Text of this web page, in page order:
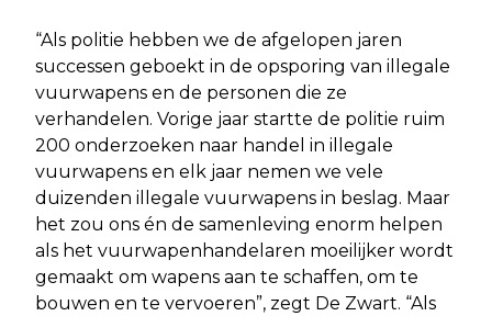
“Als politie hebben we de afgelopen jaren
successen geboekt in de opsporing van illegale
vuurwapens en de personen die ze
verhandelen. Vorige jaar startte de politie ruim
200 onderzoeken naar handel in illegale
vuurwapens en elk jaar nemen we vele
duizenden illegale vuurwapens in beslag. Maar
het zou ons én de samenleving enorm helpen
als het vuurwapenhandelaren moeilijker wordt
gemaakt om wapens aan te schaffen, om te
bouwen en te vervoeren”, zegt De Zwart. “Als